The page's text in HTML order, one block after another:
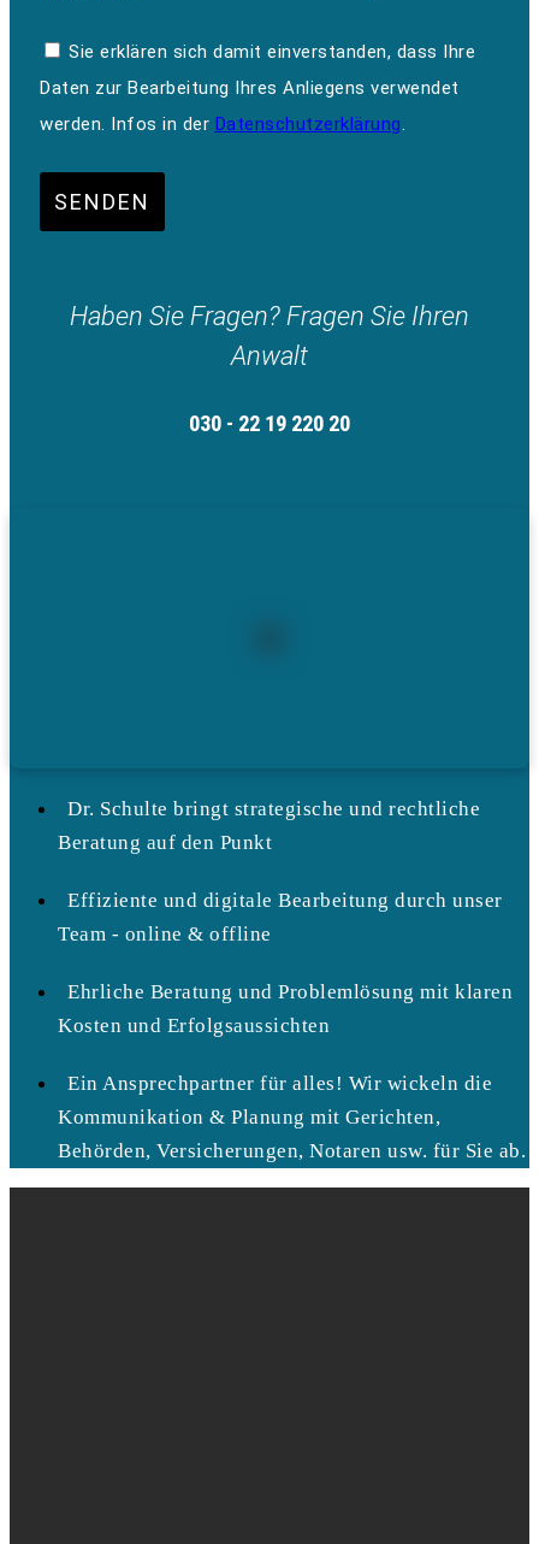
Sie erklären sich damit einverstanden, dass Ihre
Daten zur Bearbeitung Ihres Anliegens verwendet
werden. Infos in der Datenschutzerklärung.
SENDEN
Haben Sie Fragen? Fragen Sie Ihren
Anwalt
030 - 22 19 220 20
Dr. Schulte bringt strategische und rechtliche
Beratung auf den Punkt
Effiziente und digitale Bearbeitung durch unser
Team - online & offline
Ehrliche Beratung und Problemlösung mit klaren
Kosten und Erfolgsaussichten
Ein Ansprechpartner für alles! Wir wickeln die
Kommunikation & Planung mit Gerichten,
Behörden, Versicherungen, Notaren usw. für Sie ab.